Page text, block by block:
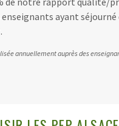
ayant séjourné
annuellement auprès des